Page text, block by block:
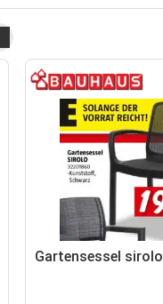
Gartensessel sirolo